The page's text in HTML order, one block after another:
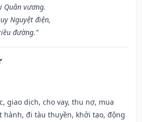
Quân vương.
Nguyệt điện,
đường.”
giao dịch, cho vay, thu nợ, mua
hành, đi tàu thuyền, khởi tạo, động